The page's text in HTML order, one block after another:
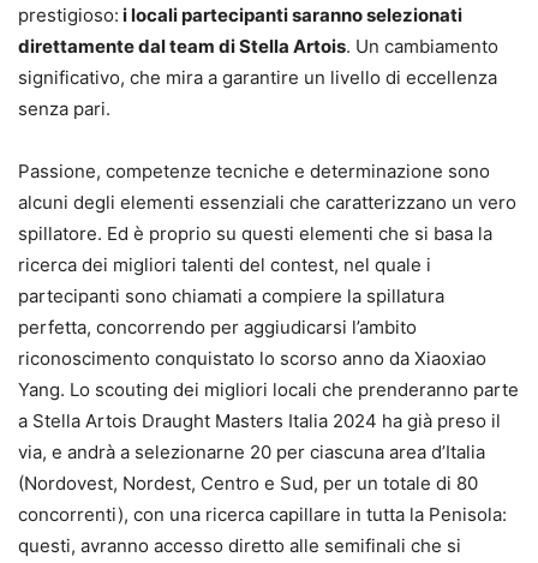
prestigioso: i locali partecipanti saranno selezionati
direttamente dal team di Stella Artois. Un cambiamento
significativo, che mira a garantire un livello di eccellenza
senza pari.
Passione, competenze tecniche e determinazione sono
alcuni degli elementi essenziali che caratterizzano un vero
spillatore. Ed è proprio su questi elementi che si basa la
ricerca dei migliori talenti del contest, nel quale i
partecipanti sono chiamati a compiere la spillatura
perfetta, concorrendo per aggiudicarsi l’ambito
riconoscimento conquistato lo scorso anno da Xiaoxiao
Yang. Lo scouting dei migliori locali che prenderanno parte
a Stella Artois Draught Masters Italia 2024 ha già preso il
via, e andrà a selezionarne 20 per ciascuna area d’Italia
(Nordovest, Nordest, Centro e Sud, per un totale di 80
concorrenti), con una ricerca capillare in tutta la Penisola:
questi, avranno accesso diretto alle semifinali che si